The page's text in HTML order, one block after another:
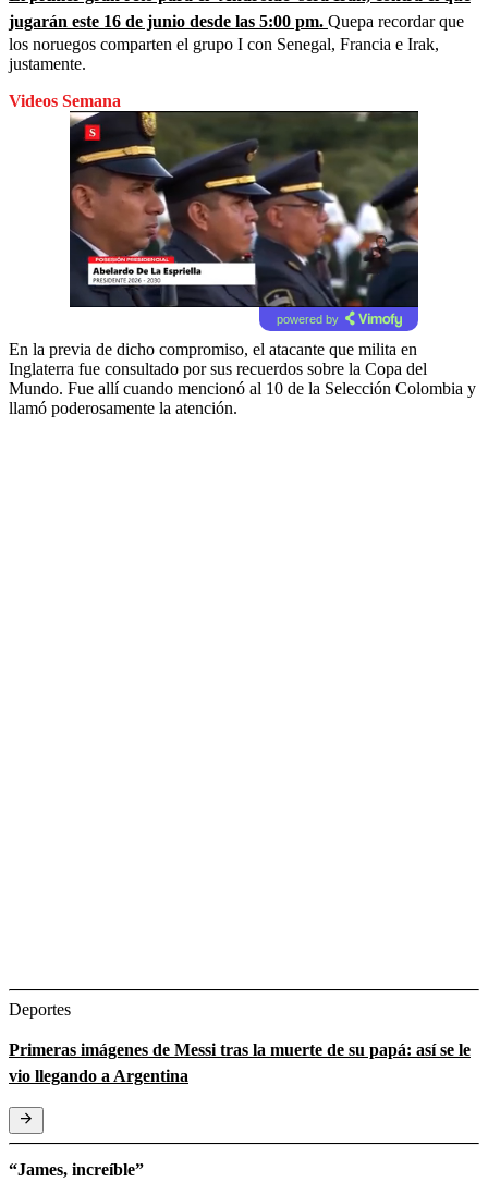
jugarán este 16 de junio desde las 5:00 pm. Quepa recordar que
los noruegos comparten el grupo I con Senegal, Francia e Irak,
justamente.
Videos Semana
powered by
En la previa de dicho compromiso, el atacante que milita en
Inglaterra fue consultado por sus recuerdos sobre la Copa del
Mundo. Fue allí cuando mencionó al 10 de la Selección Colombia y
llamó poderosamente la atención.
Deportes
Primeras imágenes de Messi tras la muerte de su papá: así se le
vio llegando a Argentina
“James, increíble”